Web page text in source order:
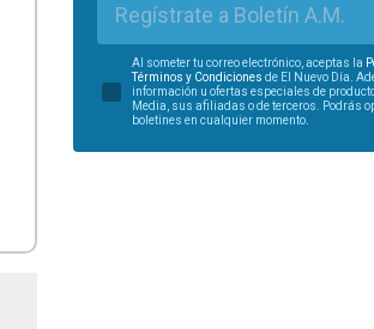
Regístrate a Boletín A.M.
Al someter tu correo electrónico, aceptas la
Términos y Condiciones de El Nuevo Día.
información u ofertas especiales de
Media, sus afiliadas o de terceros. Podrás
boletines en cualquier momento.